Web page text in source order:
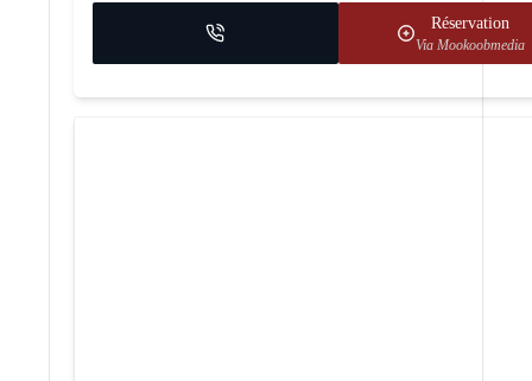
Réservation
Via Mookoobmedia